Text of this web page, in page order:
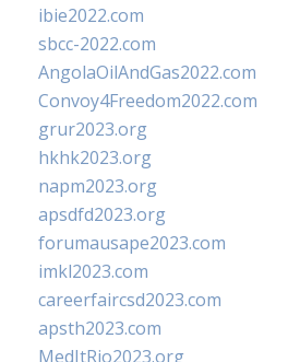
ibie2022.com
sbcc-2022.com
AngolaOilAndGas2022.com
Convoy4Freedom2022.com
grur2023.org
hkhk2023.org
napm2023.org
apsdfd2023.org
forumausape2023.com
imkl2023.com
careerfaircsd2023.com
apsth2023.com
MedItRio2023.org